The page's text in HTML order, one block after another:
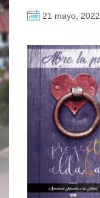
21 mayo, 2022